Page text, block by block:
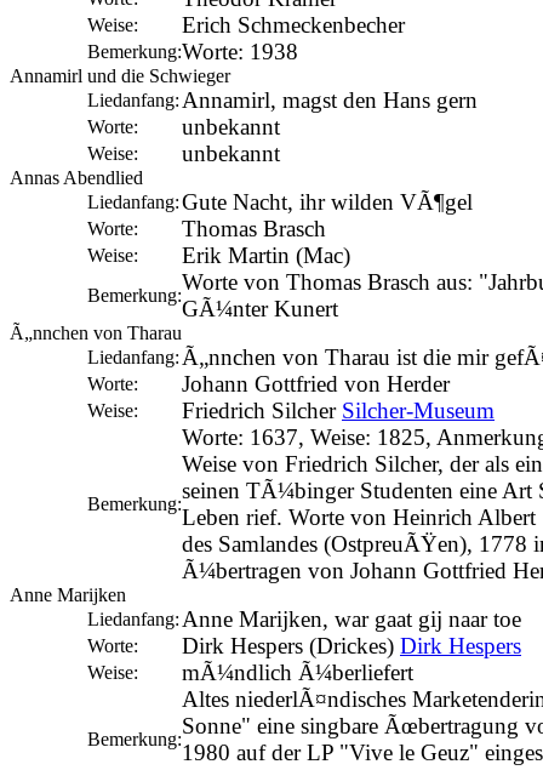
Weise: Erich Schmeckenbecher
Bemerkung:Worte: 1938
Annamirl und die Schwieger
Liedanfang: Annamirl, magst den Hans gern
Worte: unbekannt
Weise: unbekannt
Annas Abendlied
Liedanfang:Gute Nacht, ihr wilden VÃ¶gel
Worte: Thomas Brasch
Weise: Erik Martin (Mac)
Bemerkung:
Worte von Thomas Brasch aus:
GÃ¼nter Kunert
Ã„nnchen von Tharau
Liedanfang: Ã„nnchen von Tharau ist die mir
Worte: Johann Gottfried von Herder
Weise: Friedrich Silcher Silcher-Museum
Bemerkung:
Worte: 1637, Weise: 1825,
Weise von Friedrich Silcher, der als
seinen TÃ¼binger Studenten eine Art
Leben rief. Worte von Heinrich
des Samlandes (OstpreuÃŸen), 1778
Ã¼bertragen von Johann Gottfried
Anne Marijken
Liedanfang: Anne Marijken, war gaat gij naar toe
Worte: Dirk Hespers (Drickes) Dirk Hespers
Weise: mÃ¼ndlich Ã¼berliefert
Bemerkung:
Altes niederlÃ¤ndisches
Sonne" eine singbare Ãœbertragung
1980 auf der LP "Vive le Geuz"